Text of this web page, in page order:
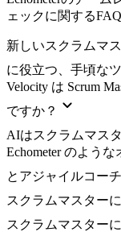
ェックに関するFAQ
新しいスクラムマ
に役立つ、手頃な
Velocity は Scrum
ですか？
AIはスクラムマス
Echometer のよう
とアジャイルコー
スクラムマスター
スクラムマスター